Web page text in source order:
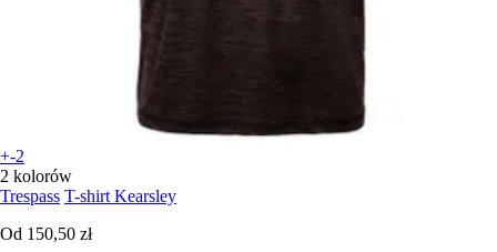
+-2
2 kolorów
Trespass T-shirt Kearsley
Od 150,50 zł